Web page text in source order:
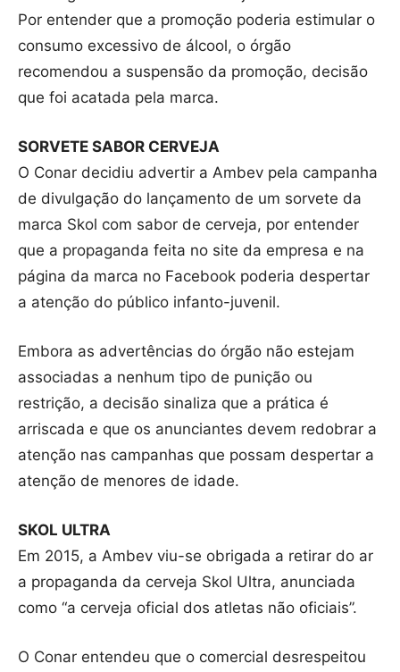
Por entender que a promoção poderia estimular o
consumo excessivo de álcool, o órgão
recomendou a suspensão da promoção, decisão
que foi acatada pela marca.
SORVETE SABOR CERVEJA
O Conar decidiu advertir a Ambev pela campanha
de divulgação do lançamento de um sorvete da
marca Skol com sabor de cerveja, por entender
que a propaganda feita no site da empresa e na
página da marca no Facebook poderia despertar
a atenção do público infanto-juvenil.
Embora as advertências do órgão não estejam
associadas a nenhum tipo de punição ou
restrição, a decisão sinaliza que a prática é
arriscada e que os anunciantes devem redobrar a
atenção nas campanhas que possam despertar a
atenção de menores de idade.
SKOL ULTRA
Em 2015, a Ambev viu-se obrigada a retirar do ar
a propaganda da cerveja Skol Ultra, anunciada
como “a cerveja oficial dos atletas não oficiais”.
O Conar entendeu que o comercial desrespeitou